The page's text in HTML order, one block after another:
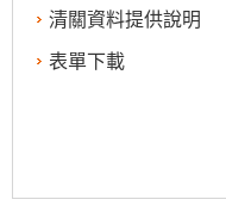
清關資料提供說明
表單下載